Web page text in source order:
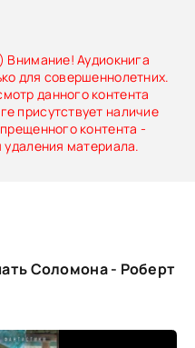
Внимание! Аудиокнига
для совершеннолетних.
данного контента
присутствует наличие
контента -
удаления материала.
Соломона - Роберт